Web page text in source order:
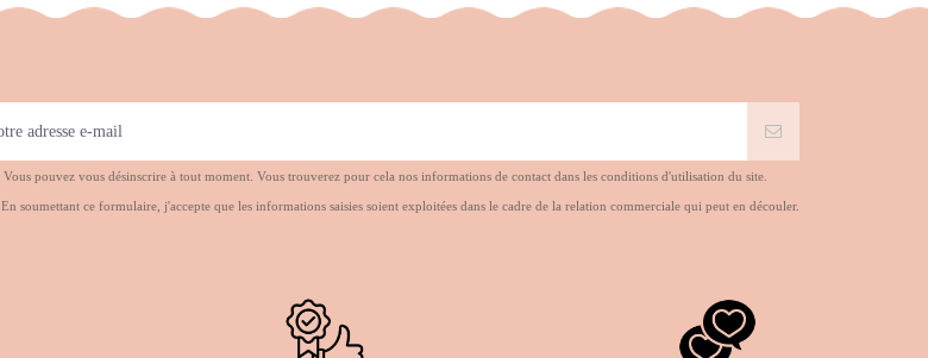
Vous pouvez vous désinscrire à tout moment. Vous trouverez pour cela nos informations de contact dans les conditions d'utilisation du site.
En soumettant ce formulaire, j'accepte que les informations saisies soient exploitées dans le cadre de la relation commerciale qui peut en découler.